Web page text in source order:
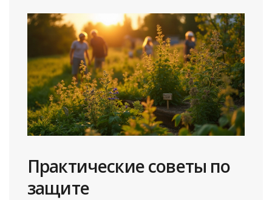
Практические советы по
защите